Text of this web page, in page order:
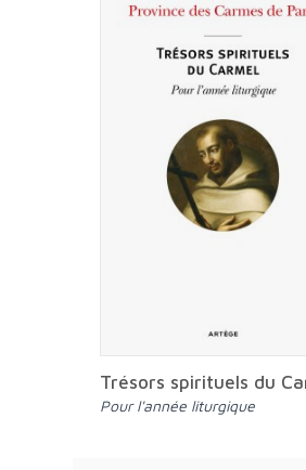
Trésors spirituels du
Pour l'année liturgique